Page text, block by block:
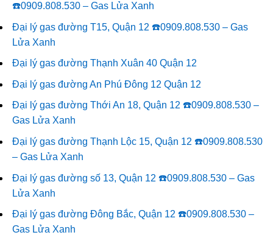
☎️0909.808.530 – Gas Lửa Xanh
Đại lý gas đường T15, Quận 12 ☎️0909.808.530 – Gas
Lửa Xanh
Đại lý gas đường Thạnh Xuân 40 Quận 12
Đại lý gas đường An Phú Đông 12 Quận 12
Đại lý gas đường Thới An 18, Quận 12 ☎️0909.808.530 –
Gas Lửa Xanh
Đại lý gas đường Thạnh Lộc 15, Quận 12 ☎️0909.808.530
– Gas Lửa Xanh
Đại lý gas đường số 13, Quận 12 ☎️0909.808.530 – Gas
Lửa Xanh
Đại lý gas đường Đông Bắc, Quận 12 ☎️0909.808.530 –
Gas Lửa Xanh